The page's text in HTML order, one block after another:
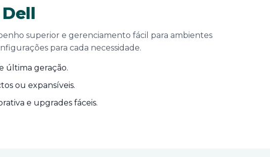
superior e gerenciamento fácil para ambientes
para cada necessidade.
última geração.
ou expansíveis.
e upgrades fáceis.